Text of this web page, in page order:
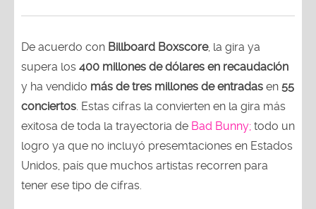
De acuerdo con Billboard Boxscore, la gira ya
supera los 400 millones de dólares en recaudación
y ha vendido más de tres millones de entradas en 55
conciertos. Estas cifras la convierten en la gira más
exitosa de toda la trayectoria de Bad Bunny; todo un
logro ya que no incluyó presemtaciones en Estados
Unidos, país que muchos artistas recorren para
tener ese tipo de cifras.